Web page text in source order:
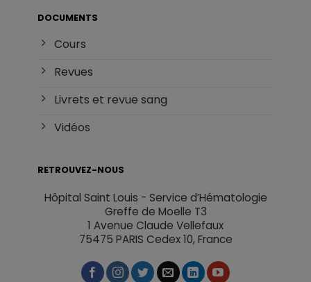
DOCUMENTS
Cours
Revues
Livrets et revue sang
Vidéos
RETROUVEZ-NOUS
Hôpital Saint Louis - Service d’Hématologie
Greffe de Moelle T3
1 Avenue Claude Vellefaux
75475 PARIS Cedex 10, France